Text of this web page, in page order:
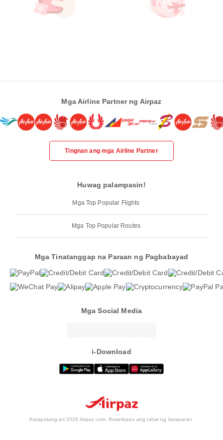
Mga Airline Partner ng Airpaz
Tingnan ang mga Airline Partner
Huwag palampasin!
Mga Top Popular Flights
Mga Top Popular Routes
Mga Tinatanggap na Paraan ng Pagbabayad
Mga Social Media
i-Download
Karapatang-ari 2026 Airpaz.com. Reserbado ang lahat ng karapatan.